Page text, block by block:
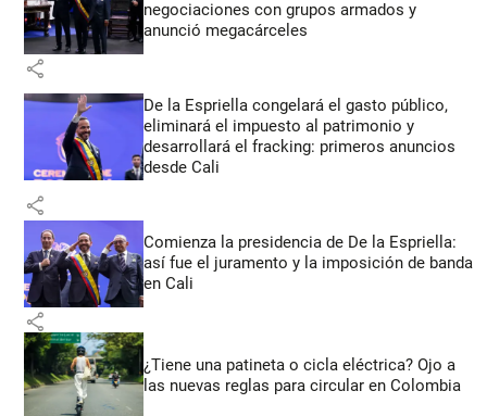
negociaciones con grupos armados y
anunció megacárceles
share
De la Espriella congelará el gasto público,
eliminará el impuesto al patrimonio y
desarrollará el fracking: primeros anuncios
desde Cali
share
Comienza la presidencia de De la Espriella:
así fue el juramento y la imposición de banda
en Cali
share
¿Tiene una patineta o cicla eléctrica? Ojo a
las nuevas reglas para circular en Colombia